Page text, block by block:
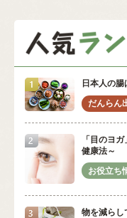
日本人の
「目のヨ
健康法～
物を減らし